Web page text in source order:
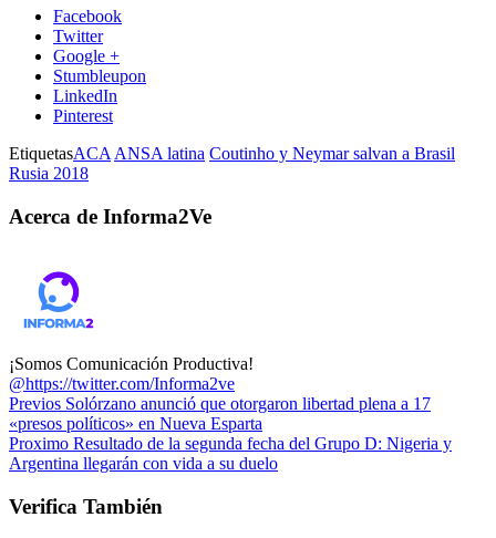
Facebook
Twitter
Google +
Stumbleupon
LinkedIn
Pinterest
EtiquetasACA ANSA latina Coutinho y Neymar salvan a Brasil
Rusia 2018
Acerca de Informa2Ve
¡Somos Comunicación Productiva!
@https://twitter.com/Informa2ve
Previos Solórzano anunció que otorgaron libertad plena a 17
«presos políticos» en Nueva Esparta
Proximo Resultado de la segunda fecha del Grupo D: Nigeria y
Argentina llegarán con vida a su duelo
Verifica También